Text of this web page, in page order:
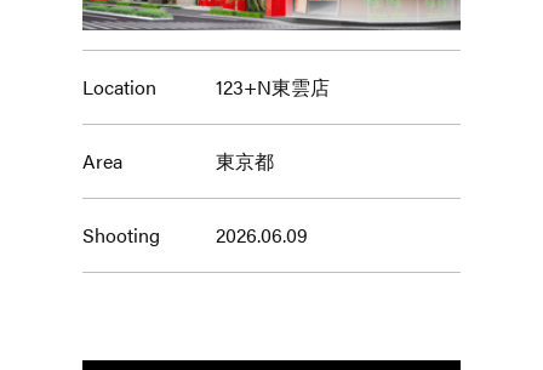
Location 123+N東雲店
Area 東京都
Shooting 2026.06.09